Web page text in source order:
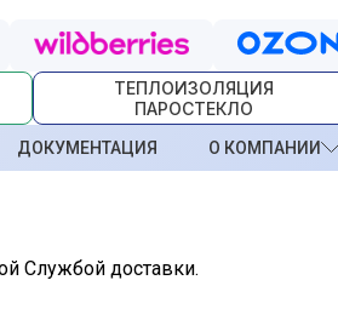
ТЕПЛОИЗОЛЯЦИЯ
ПАРОСТЕКЛО
ДОКУМЕНТАЦИЯ О КОМПАНИИ
Службой доставки.